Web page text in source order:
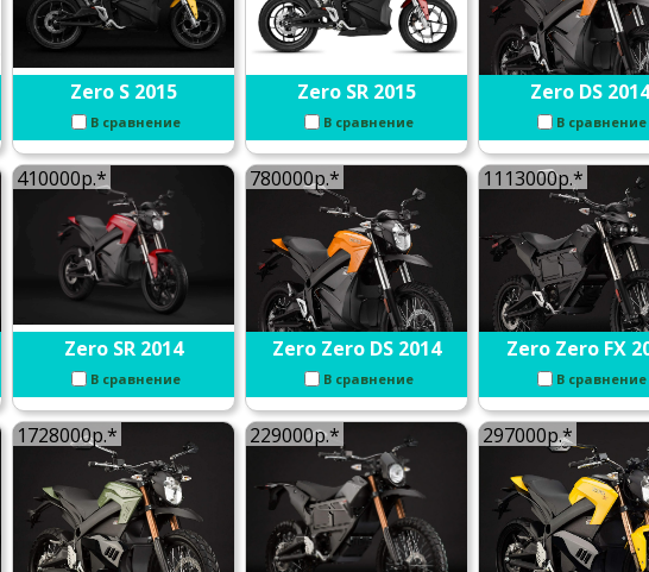
Zero S 2015
В сравнение
Zero SR 2015
В сравнение
Zero DS 2014
В сравнение
410000р.*
Zero SR 2014
В сравнение
780000р.*
Zero Zero DS 2014
В сравнение
1113000р.*
Zero Zero FX
В сравнение
1728000р.* 229000р.* 297000р.*